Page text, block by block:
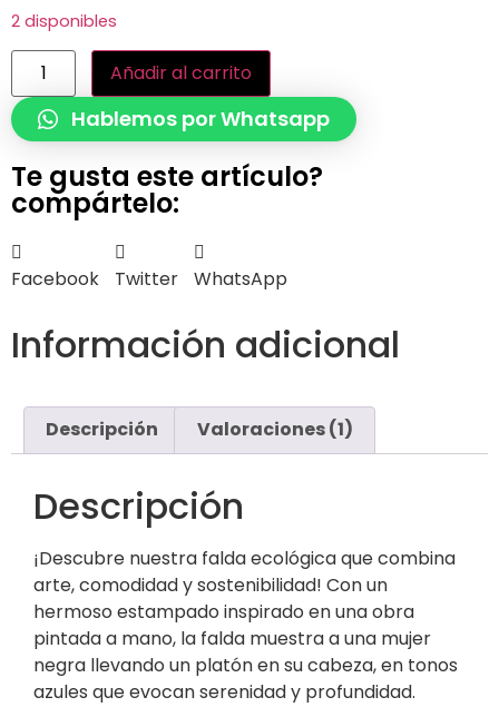
2 disponibles
Añadir al carrito
Hablemos por Whatsapp
Te gusta este artículo?
compártelo:
Facebook Twitter WhatsApp
Información adicional
Descripción Valoraciones (1)
Descripción
¡Descubre nuestra falda ecológica que combina
arte, comodidad y sostenibilidad! Con un
hermoso estampado inspirado en una obra
pintada a mano, la falda muestra a una mujer
negra llevando un platón en su cabeza, en tonos
azules que evocan serenidad y profundidad.